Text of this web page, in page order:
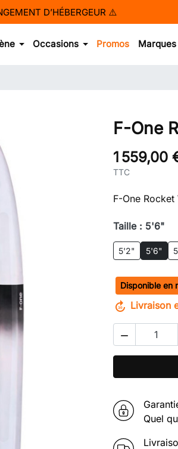
COMMANDE ☎️04 68 41 17 34 !!
Occasions Promos Marques
F-One
1 559,00
TTC
F-One
Taille : 5'6"
5'2" 5'6"
Disponible en
Délai de
forward_30 Livraison

Quel